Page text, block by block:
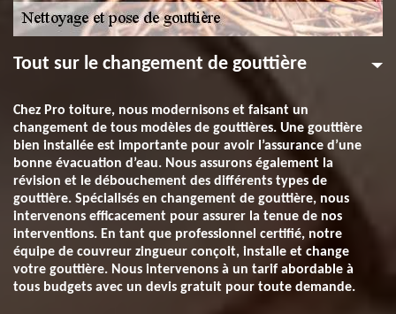
Tout sur le changement de gouttière
Chez Pro toiture, nous modernisons et faisant un
changement de tous modèles de gouttières. Une gouttière
bien installée est importante pour avoir l’assurance d’une
bonne évacuation d’eau. Nous assurons également la
révision et le débouchement des différents types de
gouttière. Spécialisés en changement de gouttière, nous
intervenons efficacement pour assurer la tenue de nos
interventions. En tant que professionnel certifié, notre
équipe de couvreur zingueur conçoit, installe et change
votre gouttière. Nous intervenons à un tarif abordable à
tous budgets avec un devis gratuit pour toute demande.